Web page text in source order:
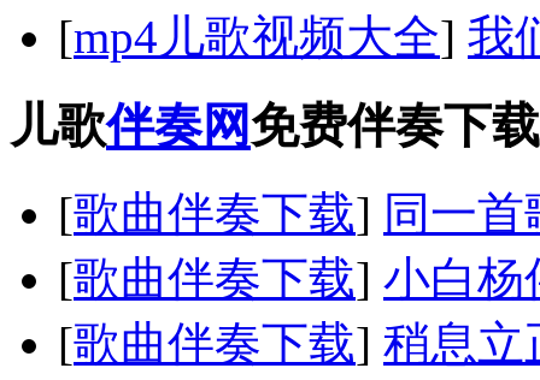
[mp4儿歌视频大全] 我
儿歌伴奏网免费伴奏下载
[歌曲伴奏下载] 同一
[歌曲伴奏下载] 小白杨
[歌曲伴奏下载] 稍息立